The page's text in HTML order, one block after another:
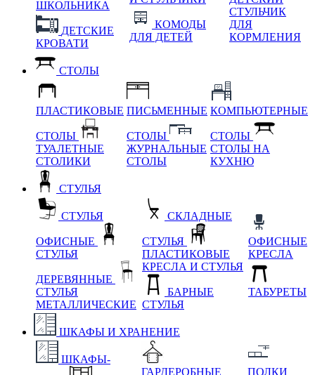
ШКОЛЬНИКА
ДЕТСКИЕ
КРОВАТИ
КОМОДЫ
ДЛЯ ДЕТЕЙ
СТУЛЬЧИК
ДЛЯ
КОРМЛЕНИЯ
СТОЛЫ
ПЛАСТИКОВЫЕ
СТОЛЫ
ТУАЛЕТНЫЕ
СТОЛИКИ
ПИСЬМЕННЫЕ
СТОЛЫ
ЖУРНАЛЬНЫЕ
СТОЛЫ
КОМПЬЮТЕРНЫЕ
СТОЛЫ
СТОЛЫ НА
КУХНЮ
СТУЛЬЯ
СТУЛЬЯ
ОФИСНЫЕ
СТУЛЬЯ
ДЕРЕВЯННЫЕ
СТУЛЬЯ
МЕТАЛЛИЧЕСКИЕ
СКЛАДНЫЕ
СТУЛЬЯ
ПЛАСТИКОВЫЕ
КРЕСЛА И СТУЛЬЯ
БАРНЫЕ
СТУЛЬЯ
ОФИСНЫЕ
КРЕСЛА
ТАБУРЕТЫ
ШКАФЫ И ХРАНЕНИЕ
ШКАФЫ-
ГАРДЕРОБНЫЕ
ПОЛКИ